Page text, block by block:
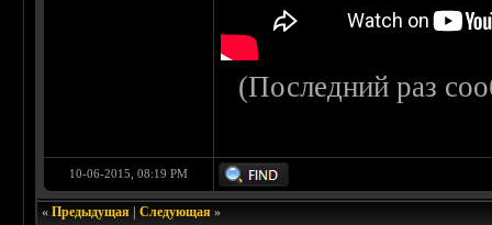
(Последний раз
10-06-2015, 08:19 PM
«Предыдущая |Следующая »